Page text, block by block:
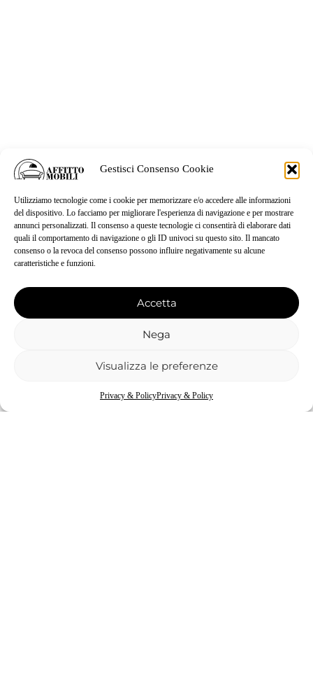
Gestisci Consenso Cookie
Utilizziamo tecnologie come i cookie per memorizzare e/o accedere alle informazioni
del dispositivo. Lo facciamo per migliorare l'esperienza di navigazione e per mostrare
annunci personalizzati. Il consenso a queste tecnologie ci consentirà di elaborare dati
quali il comportamento di navigazione o gli ID univoci su questo sito. Il mancato
consenso o la revoca del consenso possono influire negativamente su alcune
caratteristiche e funzioni.
Accetta
Nega
Visualizza le preferenze
Privacy & PolicyPrivacy & Policy